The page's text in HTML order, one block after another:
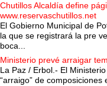
Chutillos Alcaldía define
www.reservaschutillos.net
El Gobierno Municipal de
la que se registrará la pre
boca...
Ministerio prevé arraigar
La Paz / Erbol.- El
“arraigo” de